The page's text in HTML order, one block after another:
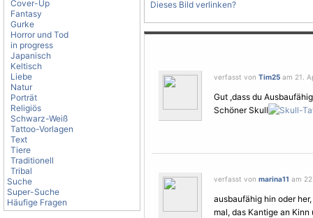
Cover-Up
Fantasy
Gurke
Horror und Tod
in progress
Japanisch
Keltisch
Liebe
Natur
Porträt
Religiös
Schwarz-Weiß
Tattoo-Vorlagen
Text
Tiere
Traditionell
Tribal
Suche
Super-Suche
Häufige Fragen
Dieses Bild verlinken?
verfasst von Tim25 am 21.
Gut ,dass du
Schöner Skull
verfasst von marina11 am
ausbaufähig hin oder
mal, das Kantige an